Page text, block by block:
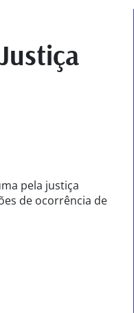
pela justiça
de ocorrência de